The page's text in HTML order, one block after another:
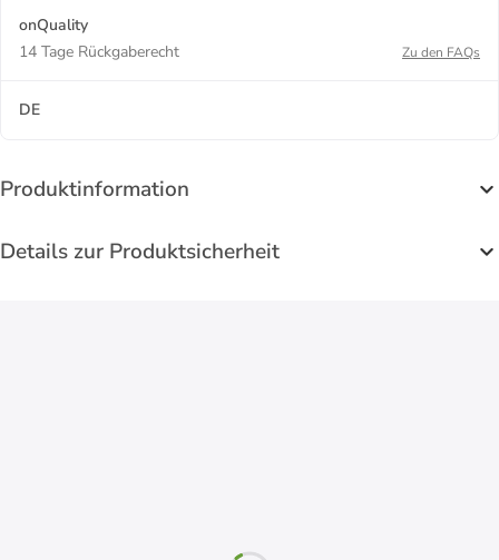
onQuality
14 Tage Rückgaberecht
Zu den FAQs
DE
Produktinformation
Details zur Produktsicherheit